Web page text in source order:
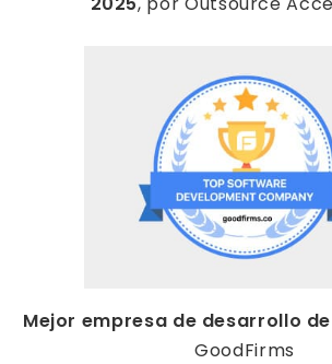
Mejor empresa de desarrollo
GoodFirms